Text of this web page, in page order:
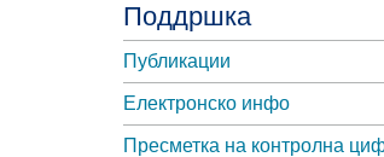
Поддршка
Публикации
Електронско инфо
Пресметка на контролна